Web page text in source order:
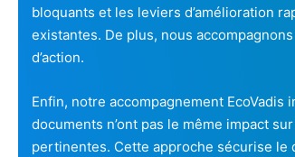
bloquants et les leviers d’amélioration
existantes. De plus, nous
d’action.
Enfin, notre accompagnement
documents n’ont pas le même impact
pertinentes. Cette approche sécurise le